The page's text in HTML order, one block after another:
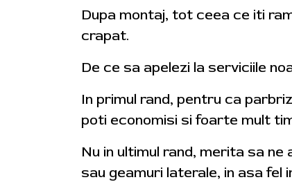
Dupa montaj, tot ceea ce iti
crapat.
De ce sa apelezi la serviciile
In primul rand, pentru ca
poti economisi si foarte mult
Nu in ultimul rand, merita sa
sau geamuri laterale, in asa fel